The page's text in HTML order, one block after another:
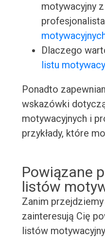
motywacyjny
Dlaczego
listu
Ponadto
wskazówki
motywacyjnych i
przykłady, które
Powiązane
listów
Zanim
zainteresują Cię
listów